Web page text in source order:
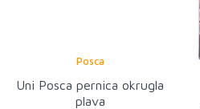
Posca
Uni Posca pernica okrugla
plava